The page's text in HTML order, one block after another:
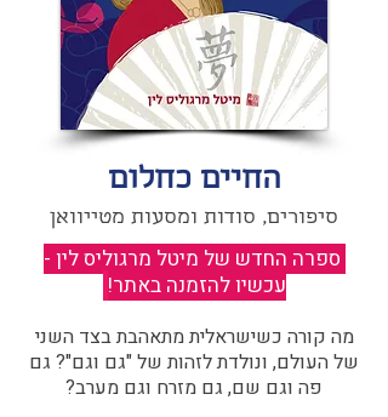
החיים כחלום
סיפורים, סודות ומסעות מטייוואן
ספרה החדש של מיטל מרגוליס לין -
עכשיו להזמנה באתר!
מה קורה כשישראלית מתאהבת בצד השני
של העולם, ונולדת לזהות של "גם וגם"? גם
פה וגם שם, גם מזרח וגם מערב?​​